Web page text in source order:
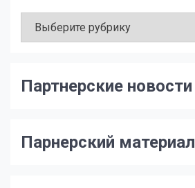
Сайта
Партнерские новости
Парнерский материал